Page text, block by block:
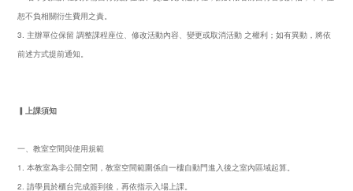
恕不負相關衍生費用之責。
3. 主辦單位保留 調整課程座位、修改活動內容、變更或取消活動 之權利；如有異動，將依
前述方式提前通知。
▎上課須知
一、教室空間與使用規範
1. 本教室為非公開空間，教室空間範圍係自一樓自動門進入後之室內區域起算。
2. 請學員於櫃台完成簽到後，再依指示入場上課。